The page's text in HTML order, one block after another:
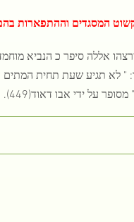
המסגדים וההתפארות
אללה סיפר כ הנביא
" לא תגיע שעת תחית
על ידי אבו דאוד(449).